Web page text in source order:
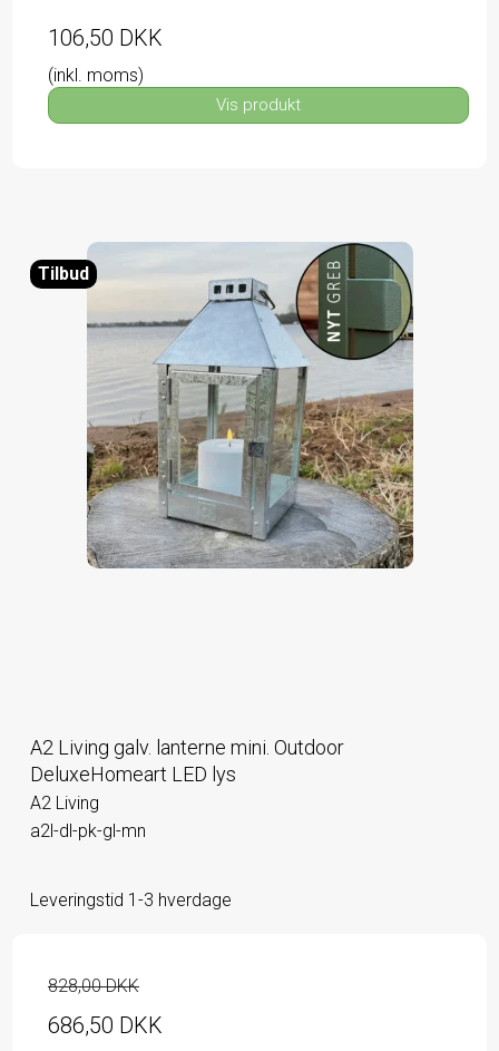
106,50 DKK
(inkl. moms)
Vis produkt
Tilbud
A2 Living galv. lanterne mini. Outdoor
DeluxeHomeart LED lys
A2 Living
a2l-dl-pk-gl-mn
Leveringstid 1-3 hverdage
828,00 DKK
686,50 DKK